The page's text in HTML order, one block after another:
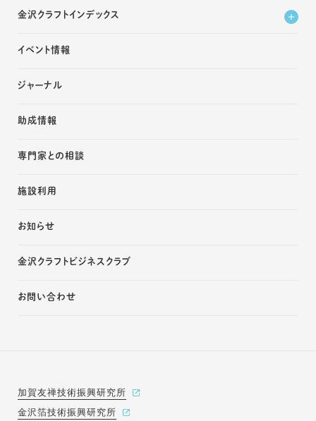
金沢クラフトインデックス
イベント情報
ジャーナル
助成情報
専門家との相談
施設利用
お知らせ
金沢クラフトビジネスクラブ
お問い合わせ
加賀友禅技術振興研究所
金沢箔技術振興研究所